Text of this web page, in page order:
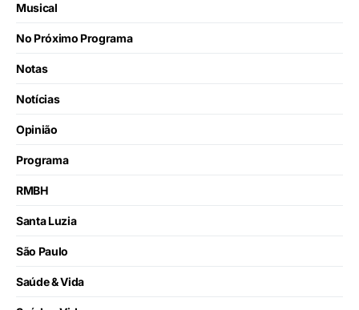
Musical
No Próximo Programa
Notas
Notícias
Opinião
Programa
RMBH
Santa Luzia
São Paulo
Saúde & Vida